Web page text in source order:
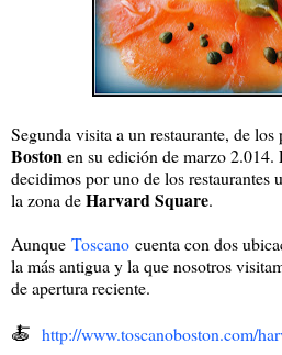
Segunda visita a un restaurante, de los
Bostonen su edición de marzo 2.014.
decidimos por uno de los restaurantes
la zona deHarvard Square.
Aunque Toscano cuenta con dos
la más antigua y la que nosotros
de apertura reciente.
🍝 http://www.toscanoboston.com/